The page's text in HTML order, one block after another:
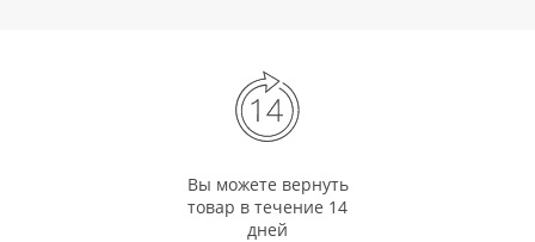
Вы можете вернуть
товар в течение 14
дней